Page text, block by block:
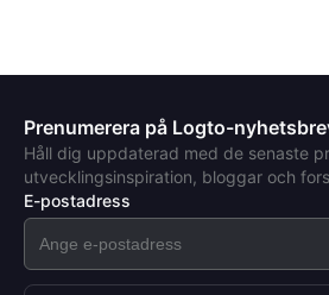
Prenumerera på Logto-
Håll dig uppdaterad med de senaste
utvecklingsinspiration, bloggar och
E-postadress